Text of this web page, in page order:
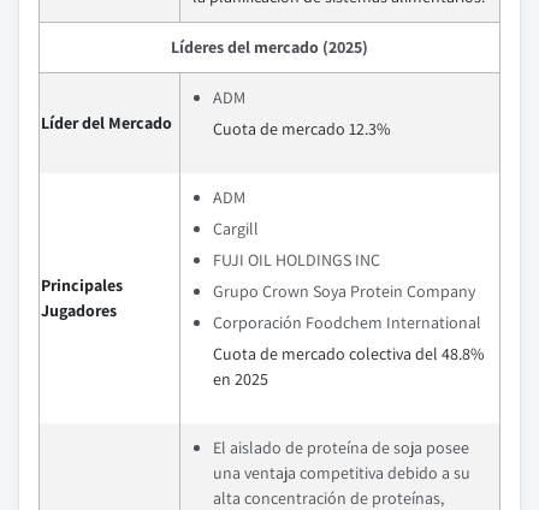
Líderes del mercado (2025)
Líder del Mercado
ADM
Cuota de mercado 12.3%
Principales
Jugadores
ADM
Cargill
FUJI OIL HOLDINGS INC
Grupo Crown Soya Protein Company
Corporación Foodchem International
Cuota de mercado colectiva del 48.8%
en 2025
El aislado de proteína de soja posee
una ventaja competitiva debido a su
alta concentración de proteínas,